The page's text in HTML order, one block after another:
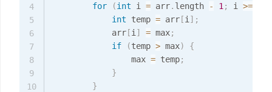
for
(int i = arr. length - 1 ; i >=
int temp = arr [i ] ;
            arr
[i ] = max;
if
(temp > max)
{
                max
= temp;
}
}
4
5
6
7
8
9
10